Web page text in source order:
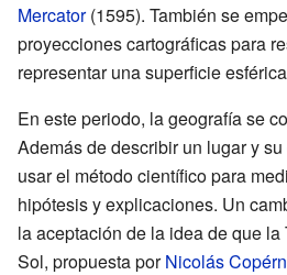
Mercator(1595). También se
proyecciones cartográficas para
representar una superficie
En este periodo, la geografía se
Además de describir un lugar y
usar el método científico para
hipótesis y explicaciones. Un
la aceptación de la idea de que
Sol, propuesta porNicolás